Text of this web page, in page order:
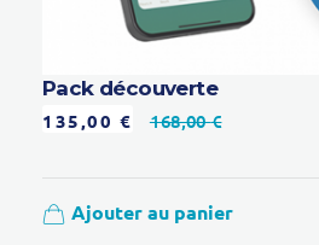
Pack découverte
135,00€ 168,00€
Ajouter au panier